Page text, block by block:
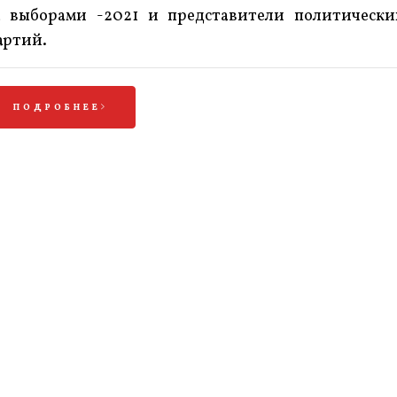
выборами -2021 и представители
ПОДРОБНЕЕ